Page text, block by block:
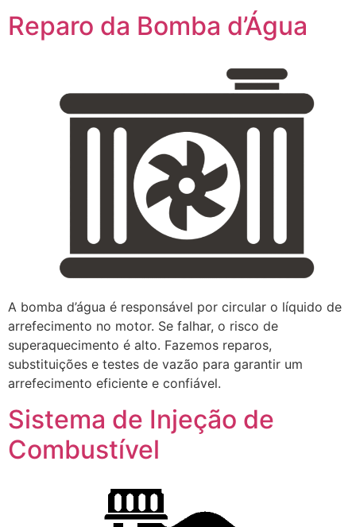
Reparo da Bomba d’Água
A bomba d’água é responsável por circular o líquido de
arrefecimento no motor. Se falhar, o risco de
superaquecimento é alto. Fazemos reparos,
substituições e testes de vazão para garantir um
arrefecimento eficiente e confiável.
Sistema de Injeção de
Combustível